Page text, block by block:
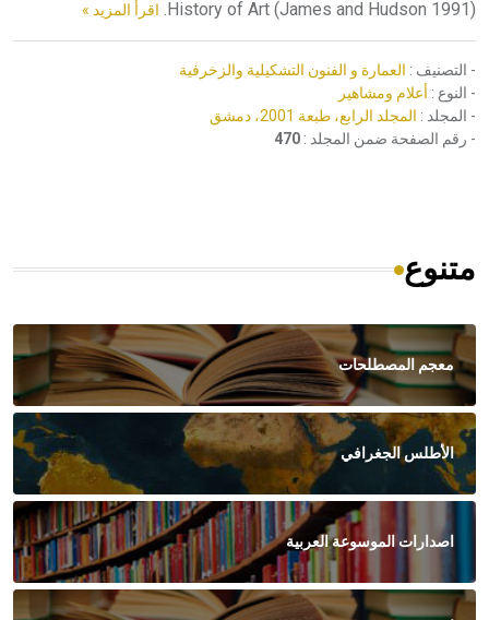
History of Art (James and Hudson 1991). اقرأ المزيد »
- التصنيف : العمارة و الفنون التشكيلية والزخرفية
- النوع : أعلام ومشاهير
- المجلد : المجلد الرابع، طبعة 2001، دمشق
- رقم الصفحة ضمن المجلد : 470
متنوع
معجم المصطلحات
الأطلس الجغرافي
اصدارات الموسوعة العربية